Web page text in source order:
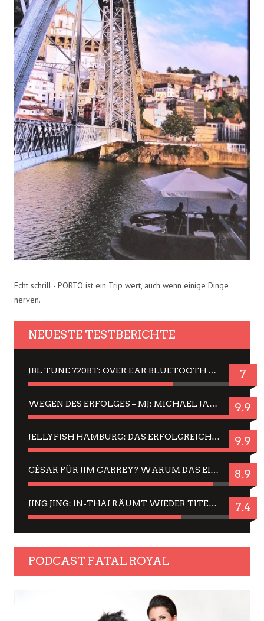
Echt schrill - PORTO ist ein Trip wert, auch wenn einige Dinge
nerven.
NEUESTE TESTBERICHTE
JBL TUNE 720BT: OVER EAR BLUETOOTH KOPFHÖRER UM DIE 50,-€ IM DAUER-TEST 7
WEGEN DES ERFOLGES – MJ: MICHAEL JACKSON MUSICAL IN EINER MATINEE SEHEN 9.9
JELLYFISH HAMBURG: DAS ERFOLGREICHE SOMMER-MENÜ 2025 IN GEFÜHLEN UND BILDERN 9.9
CÉSAR FÜR JIM CARREY? WARUM DAS EINER DER NERVIGSTEN ACTORS IST UND BLEIBT 8.9
JING JING: IN-THAI RÄUMT WIEDER TITEL AB – EIN ZWEI-STUNDEN-ERLEBNISBERICHT 7.4
PODCAST FATAL ROYAL